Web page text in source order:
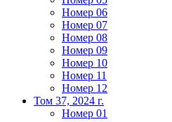
Номер 06
Номер 07
Номер 08
Номер 09
Номер 10
Номер 11
Номер 12
Том 37, 2024 г.
Номер 01